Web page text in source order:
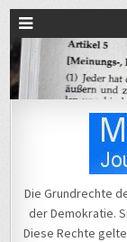
Michael
Die Grundrechte
der Demokratie.
Diese Rechte